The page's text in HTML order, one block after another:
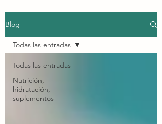
Blog
Todas las entradas
Nutrición,
hidratación,
suplementos
Todas las entradas